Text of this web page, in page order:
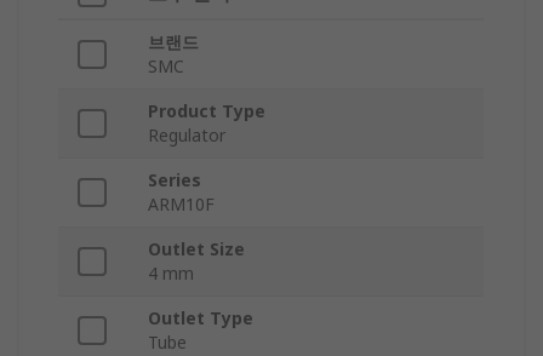
브랜드
SMC
Product Type
Regulator
Series
ARM10F
Outlet Size
4 mm
Outlet Type
Tube